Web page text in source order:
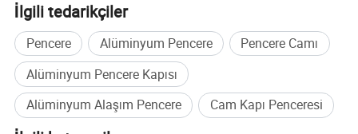
Qingdao Rocky Group Co., Ltd, 20 yıldan
uzun bir süre önce cam ve temperli cam
yapımcıları olarak mütevazı başlangıçlardan
Çin'in önde gelen alüminyum pencere,
İlgili tedarikçiler
Pencere Alüminyum Pencere
Pencere Camı
Alüminyum Pencere Kapısı
Alüminyum Alaşım Pencere
Cam Kapı Penceresi